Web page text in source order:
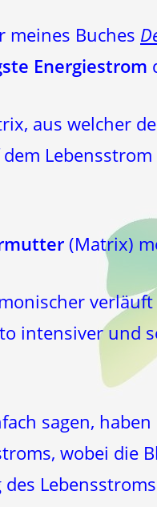
meines Buches
Energiestrom
aus welcher
(Matrix)
intensiver und
sagen,
wobei die